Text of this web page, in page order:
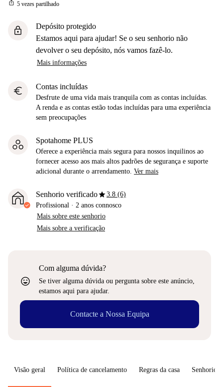
ios_share 5 vezes partilhado
lock
Depósito protegido
Estamos aqui para ajudar! Se o seu senhorio não
devolver o seu depósito, nós vamos fazê-lo.
Mais informações
euro Contas incluídas
Desfrute de uma vida mais tranquila com as contas incluídas.
A renda e as contas estão todas incluídas para uma experiência
sem preocupações
Spotahome PLUS
Oferece a experiência mais segura para nossos inquilinos ao
fornecer acesso aos mais altos padrões de segurança e suporte
adicional durante o arrendamento. Ver mais
Senhorio verificadostar3.8 (6)
Profissional · 2 anos connosco
Mais sobre este senhorio
Mais sobre a verificação
sentiment_very_satisfied
Com alguma dúvida?
Se tiver alguma dúvida ou pergunta sobre este anúncio,
estamos aqui para ajudar.
Contacte a Nossa Equipa
Visão geral Política de cancelamento Regras da casa Senhorio